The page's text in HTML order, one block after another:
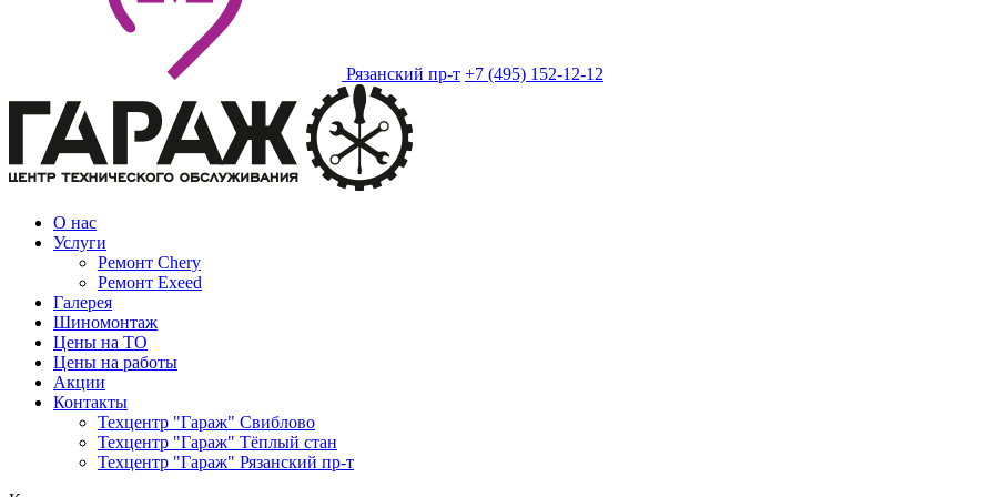
Рязанский пр-т +7 (495) 152-12-12
О нас
Услуги
Ремонт Chery
Ремонт Exeed
Галерея
Шиномонтаж
Цены на ТО
Цены на работы
Акции
Контакты
Техцентр "Гараж" Свиблово
Техцентр "Гараж" Тёплый стан
Техцентр "Гараж" Рязанский пр-т